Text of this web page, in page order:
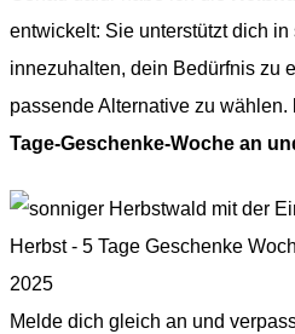
entwickelt: Sie unterstützt dich
innezuhalten, dein Bedürfnis zu
passende Alternative zu wählen.
Tage-Geschenke-Woche an
Melde dich gleich an und